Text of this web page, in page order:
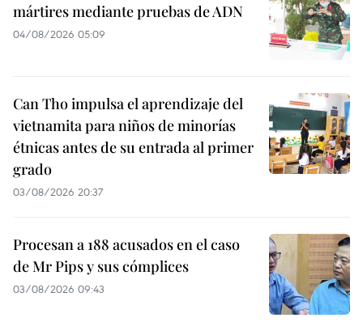
mártires mediante pruebas de ADN
04/08/2026 05:09
Can Tho impulsa el aprendizaje del
vietnamita para niños de minorías
étnicas antes de su entrada al primer
grado
03/08/2026 20:37
Procesan a 188 acusados en el caso
de Mr Pips y sus cómplices
03/08/2026 09:43